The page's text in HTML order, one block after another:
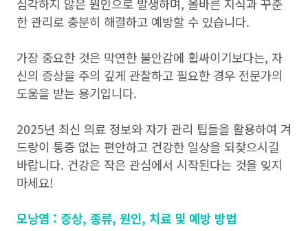
심각하지 않은 원인으로 발생하며, 올바른 지식과 꾸준
한 관리로 충분히 해결하고 예방할 수 있습니다.
가장 중요한 것은 막연한 불안감에 휩싸이기보다는, 자
신의 증상을 주의 깊게 관찰하고 필요한 경우 전문가의
도움을 받는 용기입니다.
2025년 최신 의료 정보와 자가 관리 팁들을 활용하여 겨
드랑이 통증 없는 편안하고 건강한 일상을 되찾으시길
바랍니다. 건강은 작은 관심에서 시작된다는 것을 잊지
마세요!
모낭염 : 증상, 종류, 원인, 치료 및 예방 방법